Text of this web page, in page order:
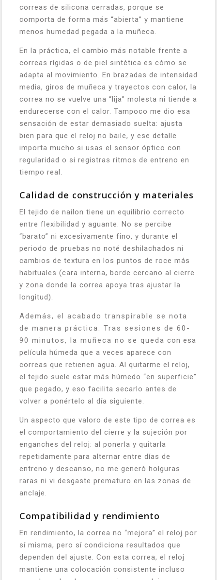
correas de silicona cerradas, porque se
comporta de forma más “abierta” y mantiene
menos humedad pegada a la muñeca.
En la práctica, el cambio más notable frente a
correas rígidas o de piel sintética es cómo se
adapta al movimiento. En brazadas de intensidad
media, giros de muñeca y trayectos con calor, la
correa no se vuelve una “lija” molesta ni tiende a
endurecerse con el calor. Tampoco me dio esa
sensación de estar demasiado suelta: ajusta
bien para que el reloj no baile, y ese detalle
importa mucho si usas el sensor óptico con
regularidad o si registras ritmos de entreno en
tiempo real.
Calidad de construcción y materiales
El tejido de nailon tiene un equilibrio correcto
entre flexibilidad y aguante. No se percibe
“barato” ni excesivamente fino, y durante el
periodo de pruebas no noté deshilachados ni
cambios de textura en los puntos de roce más
habituales (cara interna, borde cercano al cierre
y zona donde la correa apoya tras ajustar la
longitud).
Además, el acabado transpirable se nota
de manera práctica. Tras sesiones de 60-
90 minutos, la muñeca no se queda con esa
película húmeda que a veces aparece con
correas que retienen agua. Al quitarme el reloj,
el tejido suele estar más húmedo “en superficie”
que pegado, y eso facilita secarlo antes de
volver a ponértelo al día siguiente.
Un aspecto que valoro de este tipo de correa es
el comportamiento del cierre y la sujeción por
enganches del reloj: al ponerla y quitarla
repetidamente para alternar entre días de
entreno y descanso, no me generó holguras
raras ni vi desgaste prematuro en las zonas de
anclaje.
Compatibilidad y rendimiento
En rendimiento, la correa no “mejora” el reloj por
sí misma, pero sí condiciona resultados que
dependen del ajuste. Con esta correa, el reloj
mantiene una colocación consistente incluso